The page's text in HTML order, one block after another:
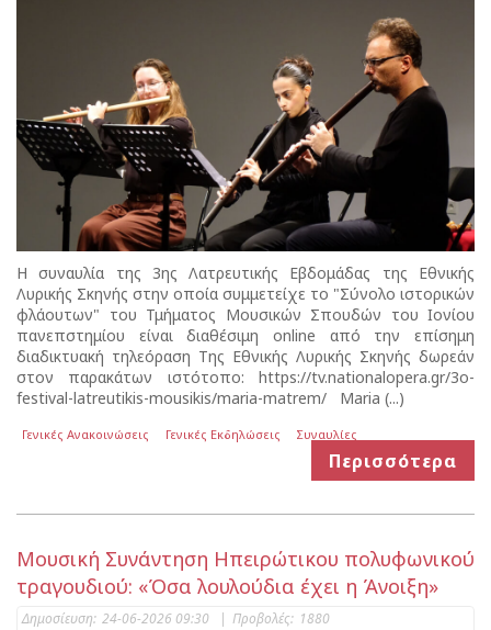
Η συναυλία της 3ης Λατρευτικής Εβδομάδας της Εθνικής
Λυρικής Σκηνής στην οποία συμμετείχε το "Σύνολο ιστορικών
φλάουτων" του Τμήματος Μουσικών Σπουδών του Ιονίου
πανεπστημίου είναι διαθέσιμη online από την επίσημη
διαδικτυακή τηλεόραση Της Εθνικής Λυρικής Σκηνής δωρεάν
στον παρακάτων ιστότοπο: https://tv.nationalopera.gr/3o-
festival-latreutikis-mousikis/maria-matrem/ Maria (...)
Γενικές Ανακοινώσεις Γενικές Εκδηλώσεις Συναυλίες
Περισσότερα
Μουσική Συνάντηση Ηπειρώτικου πολυφωνικού
τραγουδιού: «Όσα λουλούδια έχει η Άνοιξη»
Δημοσίευση: 24-06-2026 09:30 | Προβολές: 1880